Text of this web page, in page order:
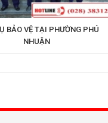
BẢO VỆ TẠI PHƯỜNG PHÚ
NHUẬN